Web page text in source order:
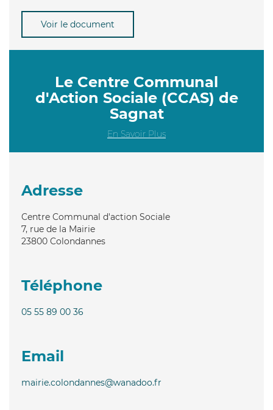
Voir le document
Le Centre Communal
d'Action Sociale (CCAS) de
Sagnat
En Savoir Plus
Adresse
Centre Communal d'action Sociale
7, rue de la Mairie
23800 Colondannes
Téléphone
05 55 89 00 36
Email
mairie.colondannes@wanadoo.fr